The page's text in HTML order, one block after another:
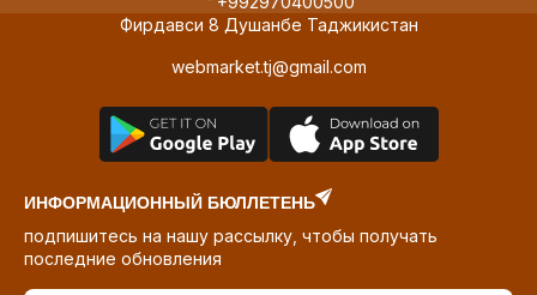
Фирдавси 8 Душанбе Таджикистан
webmarket.tj@gmail.com
ИНФОРМАЦИОННЫЙ БЮЛЛЕТЕНЬ
подпишитесь на нашу рассылку, чтобы получать
последние обновления